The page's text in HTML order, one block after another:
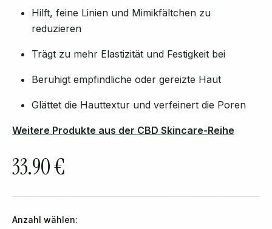
Hilft, feine Linien und Mimikfältchen zu
reduzieren
Trägt zu mehr Elastizität und Festigkeit bei
Beruhigt empfindliche oder gereizte Haut
Glättet die Hauttextur und verfeinert die Poren
Weitere Produkte aus der CBD Skincare-Reihe
33.90 €
Anzahl wählen: